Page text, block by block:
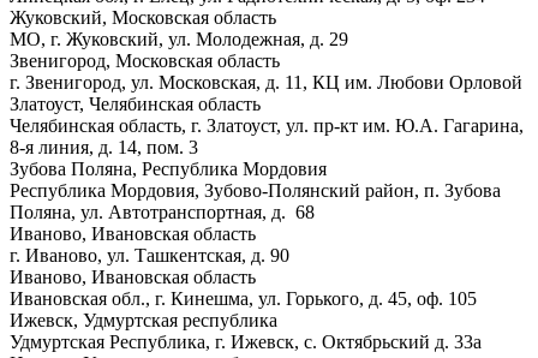
Жуковский, Московская область
МО, г. Жуковский, ул. Молодежная, д. 29
Звенигород, Московская область
г. Звенигород, ул. Московская, д. 11, КЦ им. Любови Орловой
Златоуст, Челябинская область
Челябинская область, г. Златоуст, ул. пр-кт им. Ю.А. Гагарина,
8-я линия, д. 14, пом. 3
Зубова Поляна, Республика Мордовия
Республика Мордовия, Зубово-Полянский район, п. Зубова
Поляна, ул. Автотранспортная, д. 68
Иваново, Ивановская область
г. Иваново, ул. Ташкентская, д. 90
Иваново, Ивановская область
Ивановская обл., г. Кинешма, ул. Горького, д. 45, оф. 105
Ижевск, Удмуртская республика
Удмуртская Республика, г. Ижевск, с. Октябрьский д. 33а